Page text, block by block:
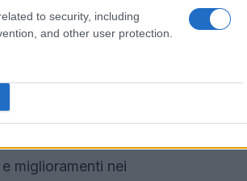
to security, including
and other user protection.
ristorazione. Le
la loro clientela,
delle
miglioramenti nei